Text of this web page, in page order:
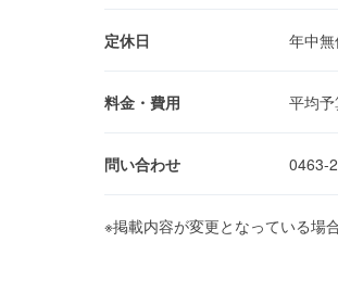
定休日 年中
料金・費用 平均
問い合わせ 0463-
※掲載内容が変更となっている場